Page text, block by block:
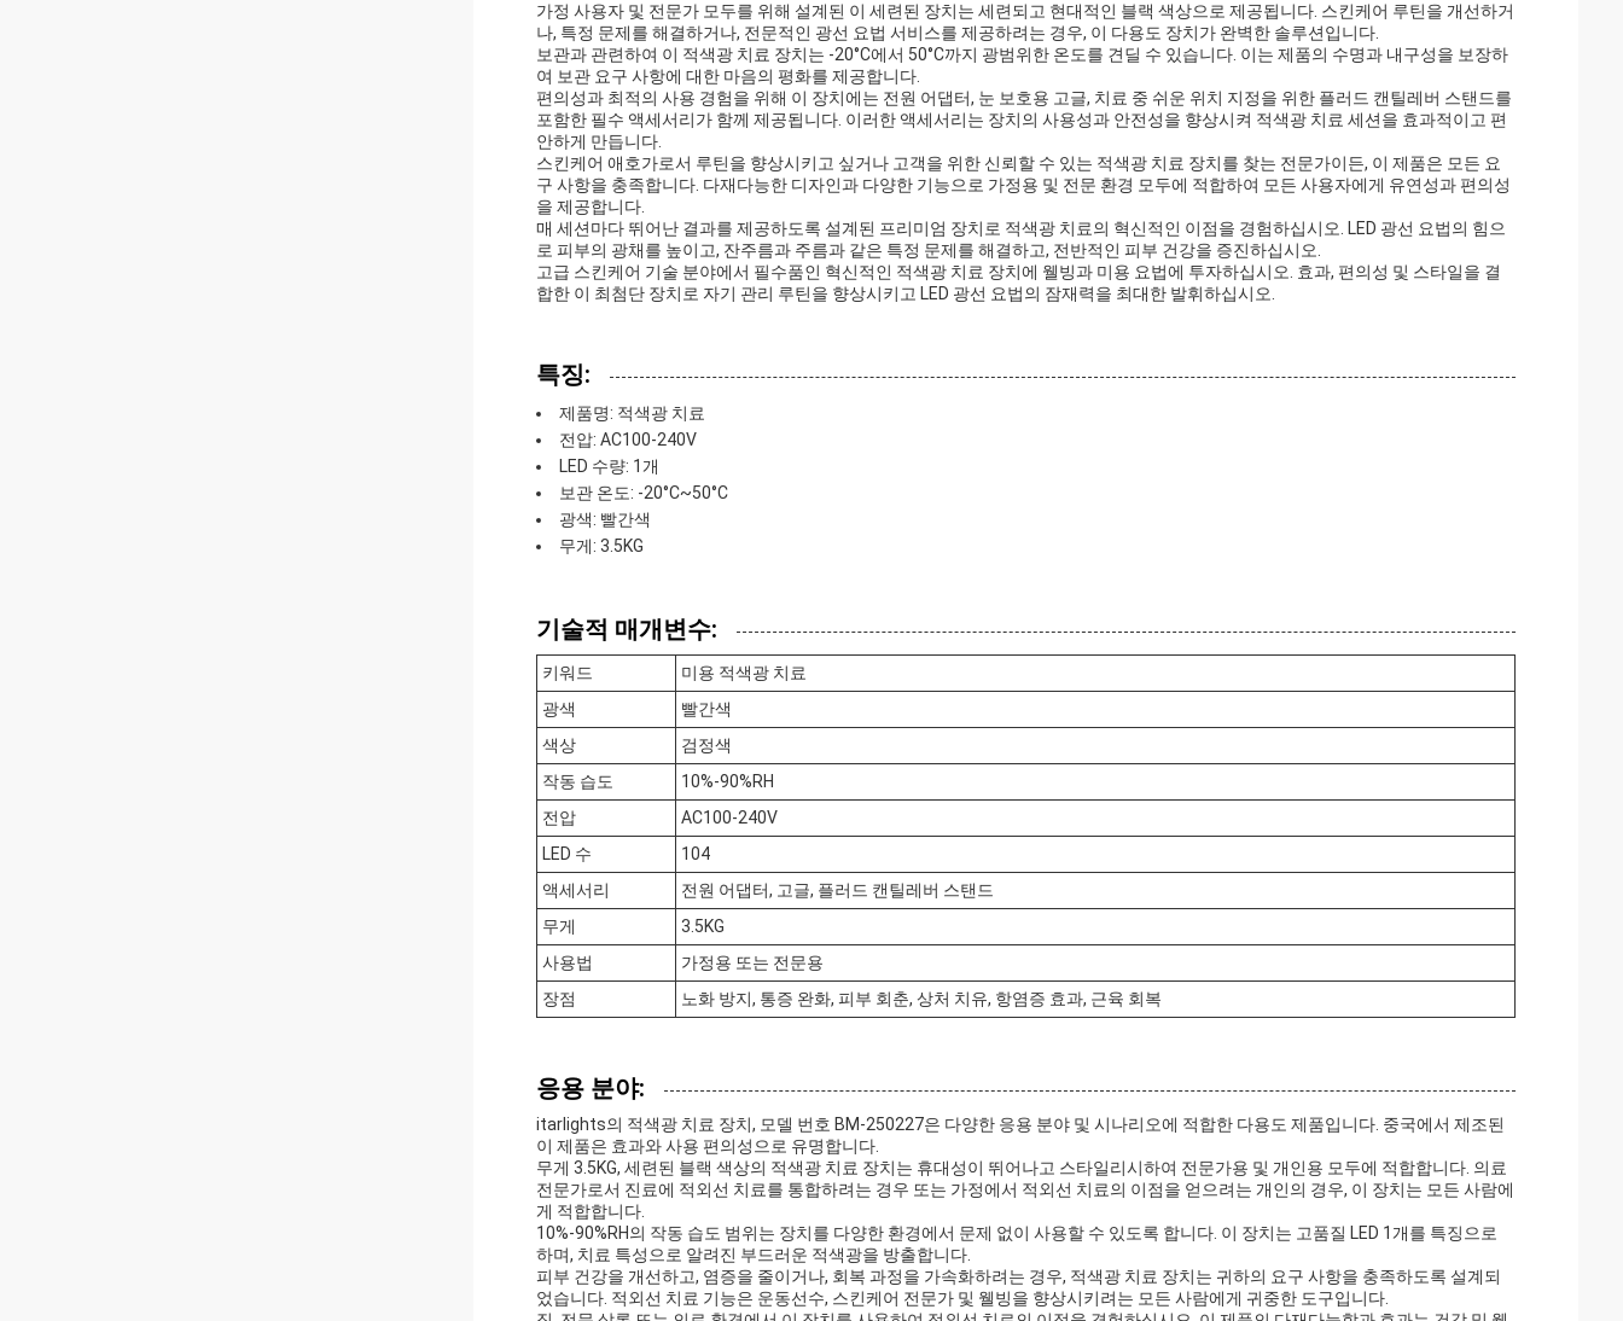
가정 사용자 및 전문가 모두를 위해 설계된 이 세련된 장치는 세련되고 현대적인 블랙 색상으로 제공됩니다. 스킨케어 루틴을 개선하거
나, 특정 문제를 해결하거나, 전문적인 광선 요법 서비스를 제공하려는 경우, 이 다용도 장치가 완벽한 솔루션입니다.
보관과 관련하여 이 적색광 치료 장치는 -20°C에서 50°C까지 광범위한 온도를 견딜 수 있습니다. 이는 제품의 수명과 내구성을 보장하
여 보관 요구 사항에 대한 마음의 평화를 제공합니다.
편의성과 최적의 사용 경험을 위해 이 장치에는 전원 어댑터, 눈 보호용 고글, 치료 중 쉬운 위치 지정을 위한 플러드 캔틸레버 스탠드를
포함한 필수 액세서리가 함께 제공됩니다. 이러한 액세서리는 장치의 사용성과 안전성을 향상시켜 적색광 치료 세션을 효과적이고 편
안하게 만듭니다.
스킨케어 애호가로서 루틴을 향상시키고 싶거나 고객을 위한 신뢰할 수 있는 적색광 치료 장치를 찾는 전문가이든, 이 제품은 모든 요
구 사항을 충족합니다. 다재다능한 디자인과 다양한 기능으로 가정용 및 전문 환경 모두에 적합하여 모든 사용자에게 유연성과 편의성
을 제공합니다.
매 세션마다 뛰어난 결과를 제공하도록 설계된 프리미엄 장치로 적색광 치료의 혁신적인 이점을 경험하십시오. LED 광선 요법의 힘으
로 피부의 광채를 높이고, 잔주름과 주름과 같은 특정 문제를 해결하고, 전반적인 피부 건강을 증진하십시오.
고급 스킨케어 기술 분야에서 필수품인 혁신적인 적색광 치료 장치에 웰빙과 미용 요법에 투자하십시오. 효과, 편의성 및 스타일을 결
합한 이 최첨단 장치로 자기 관리 루틴을 향상시키고 LED 광선 요법의 잠재력을 최대한 발휘하십시오.
특징:
제품명: 적색광 치료
전압: AC100-240V
LED 수량: 1개
보관 온도: -20°C~50°C
광색: 빨간색
무게: 3.5KG
기술적 매개변수:
키워드
미용 적색광 치료
광색
빨간색
색상
검정색
작동 습도
10%-90%RH
전압
AC100-240V
LED 수
104
액세서리
전원 어댑터, 고글, 플러드 캔틸레버 스탠드
무게
3.5KG
사용법
가정용 또는 전문용
장점
노화 방지, 통증 완화, 피부 회춘, 상처 치유, 항염증 효과, 근육 회복
응용 분야:
itarlights의 적색광 치료 장치, 모델 번호 BM-250227은 다양한 응용 분야 및 시나리오에 적합한 다용도 제품입니다. 중국에서 제조된
이 제품은 효과와 사용 편의성으로 유명합니다.
무게 3.5KG, 세련된 블랙 색상의 적색광 치료 장치는 휴대성이 뛰어나고 스타일리시하여 전문가용 및 개인용 모두에 적합합니다. 의료
전문가로서 진료에 적외선 치료를 통합하려는 경우 또는 가정에서 적외선 치료의 이점을 얻으려는 개인의 경우, 이 장치는 모든 사람에
게 적합합니다.
10%-90%RH의 작동 습도 범위는 장치를 다양한 환경에서 문제 없이 사용할 수 있도록 합니다. 이 장치는 고품질 LED 1개를 특징으로
하며, 치료 특성으로 알려진 부드러운 적색광을 방출합니다.
피부 건강을 개선하고, 염증을 줄이거나, 회복 과정을 가속화하려는 경우, 적색광 치료 장치는 귀하의 요구 사항을 충족하도록 설계되
었습니다. 적외선 치료 기능은 운동선수, 스킨케어 전문가 및 웰빙을 향상시키려는 모든 사람에게 귀중한 도구입니다.